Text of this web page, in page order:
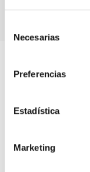
Necesarias
Preferencias
Estadística
Marketing